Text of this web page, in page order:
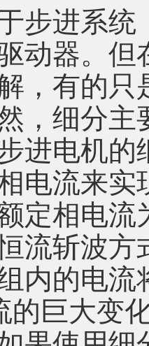
步进系
动器。但
，有的
，细分
进电机
电流来
定相电
恒流斩波
内的电
的巨大变